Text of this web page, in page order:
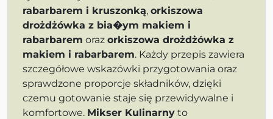
rabarbarem i kruszonką, orkiszowa
drożdżówka z bia�ym makiem i
rabarbarem oraz orkiszowa drożdżówka z
makiem i rabarbarem. Każdy przepis zawiera
szczegółowe wskazówki przygotowania oraz
sprawdzone proporcje składników, dzięki
czemu gotowanie staje się przewidywalne i
komfortowe. Mikser Kulinarny to